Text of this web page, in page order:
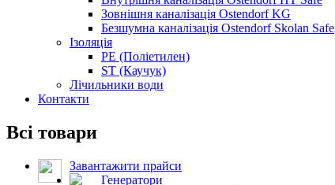
Зовнішня каналізація Ostendorf KG
Безшумна каналізація Ostendorf Skolan Safe
Ізоляція
PE (Поліетилен)
ST (Каучук)
Лічильники води
Контакти
Всі товари
Завантажити прайси
Генератори